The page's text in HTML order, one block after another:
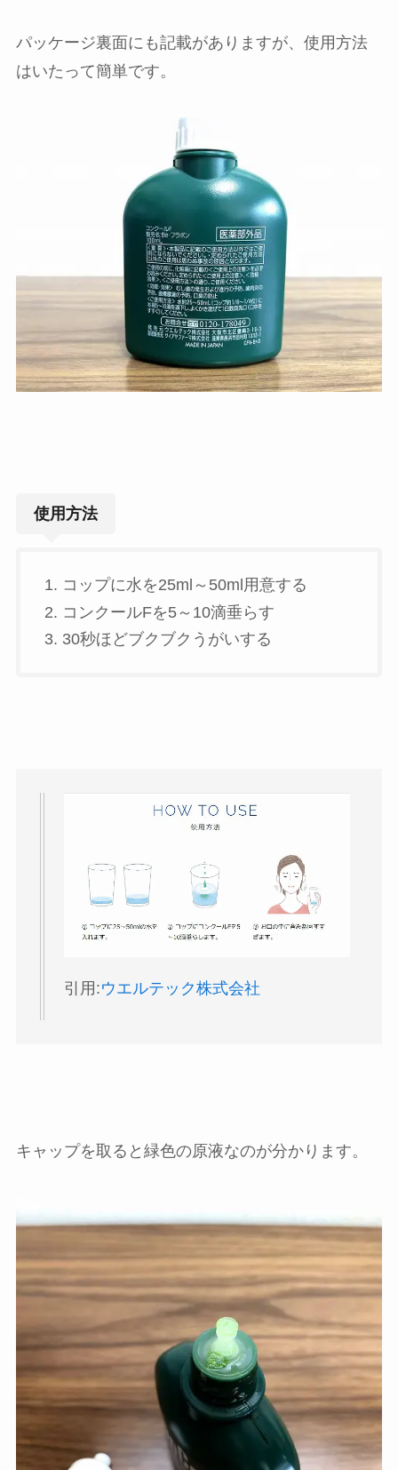
パッケージ裏面にも記載がありますが、使用方法
はいたって簡単です。
使用方法
コップに水を25ml～50ml用意する
コンクールFを5～10滴垂らす
30秒ほどブクブクうがいする
引用:ウエルテック株式会社
キャップを取ると緑色の原液なのが分かります。